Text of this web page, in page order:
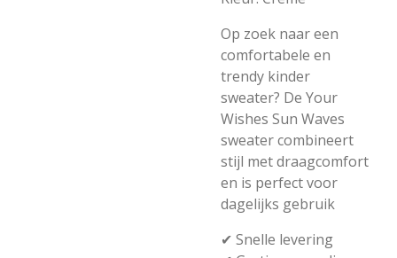
Op zoek naareen
comfortabele en
trendy kinder
sweater? De Your
Wishes Sun Waves
sweatercombineert
stijl metdraagcomfort
en is perfectvoor
dagelijks gebruik
✔ Snelle levering